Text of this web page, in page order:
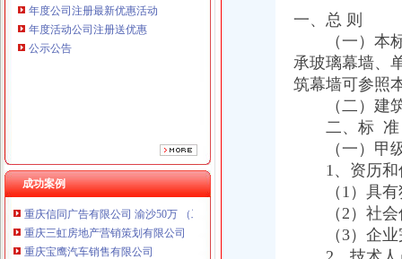
本站导航年度公司注册最新优惠活动
年度活动公司注册送优惠
公示公告
成功案例
重庆鸽牌电线电缆有限公司 渝北10010万 (进出口权)
重庆傲志众达投资咨询有限责任公司 渝九1000万 （增资）
重庆星竣贸易有限责任公司 渝中100万 （进出口权）
重庆海谛升进出口贸易有限公司 渝北100万 （进出口权）
重庆奕欣锦诚商贸有限公司 渝九50万 （工商注册）
重庆信同广告有限公司 渝沙50万 （工商注册）
重庆三虹房地产营销策划有限公司
重庆宝鹰汽车销售有限公司
重庆鸽牌电线电缆有限公司 渝北10010万 (进出口权)
一、总 则
（一）本标
承玻璃幕墙、
筑幕墙可参照
（二）建筑
二、标 准
（一）甲
1、资历和
（1）具有
（2）社会信
（3）企业完